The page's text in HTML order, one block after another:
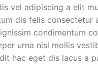
vel adipiscing a elit
dis felis consectetur
condimentum
urna nisl mollis
hac eget dis lacus a